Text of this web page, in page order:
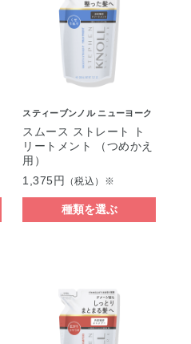
スティーブンノル ニューヨーク
スムース ストレート ト
リートメント （つめかえ
用）
1,375円
（税込）※
種類を選ぶ